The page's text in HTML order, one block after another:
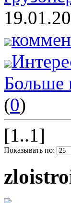
Больше
(0)
[1..1]
Показывать по: